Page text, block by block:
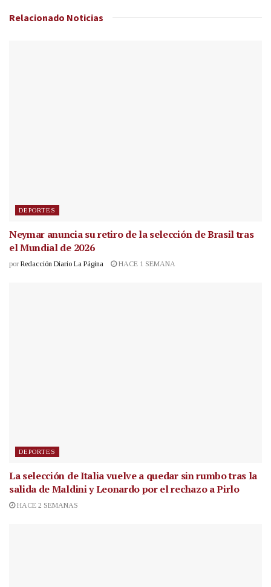
Relacionado Noticias
DEPORTES
Neymar anuncia su retiro de la selección de Brasil tras
el Mundial de 2026
por Redacción Diario La Página HACE 1 SEMANA
DEPORTES
La selección de Italia vuelve a quedar sin rumbo tras la
salida de Maldini y Leonardo por el rechazo a Pirlo
HACE 2 SEMANAS